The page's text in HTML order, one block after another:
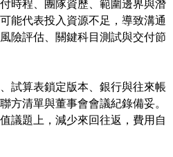
時程、團隊資歷、範圍邊界與潛
能代表投入資源不足，導致溝通
險評估、關鍵科目測試與交付節
試算表鎖定版本、銀行與往來帳
方清單與董事會會議紀錄備妥。
議題上，減少來回往返，費用自